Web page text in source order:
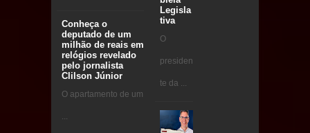
Conheça o
deputado de um
milhão de reais em
relógios revelado
pelo jornalista
Clilson Júnior
O apartamento de um
...
Legisla
tiva
O
presiden
te da ...